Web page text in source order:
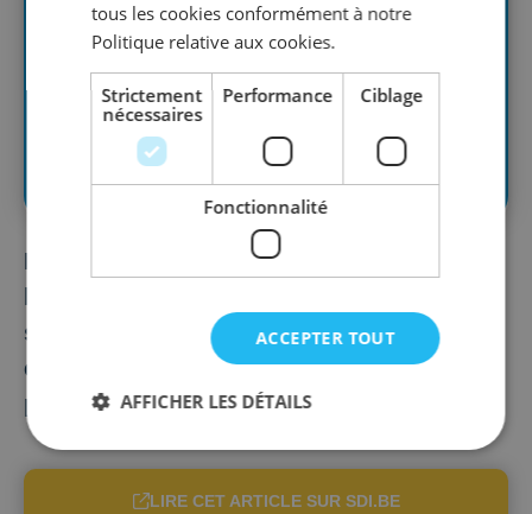
Désormais, les banques belges proposent
supplémentaires, marquant ainsi une
étape importante dans l'évolution des
paiements. Les virements instantanés...
LIRE CET ARTICLE SUR SDI.BE
tous les cookies conformément à notre
Politique relative aux cookies.
Strictement
nécessaires
Performance Ciblage
Fonctionnalité
ACCEPTER TOUT
AFFICHER LES DÉTAILS